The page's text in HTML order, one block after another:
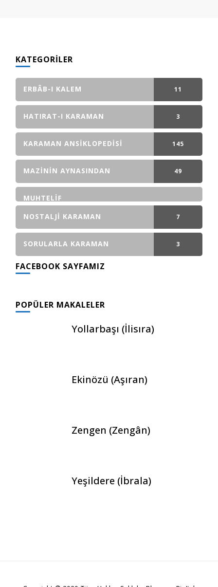
KATEGORILER
ERBÂB-I KALEM 11
GÖNDERI(LER)
HATIRAT-I KARAMAN 3
GÖNDERI(LER)
KARAMAN ANSIKLOPEDISI 145
GÖNDERI(LER)
MAZININ AYNASINDAN 49
MUHTELIF
NOSTALJI KARAMAN
7
GÖNDERI(LER)
SORULARLA KARAMAN 3
FACEBOOK SAYFAMIZ
POPÜLER MAKALELER
Yollarbaşı (İlisıra)
Ekinözü (Aşıran)
Zengen (Zengân)
Yeşildere (İbrala)